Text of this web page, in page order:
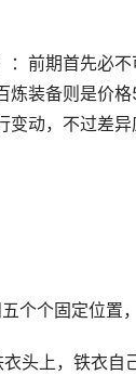
：前期首先必
炼装备则是价
变动，不过差
个个固定位置
头上，铁衣自